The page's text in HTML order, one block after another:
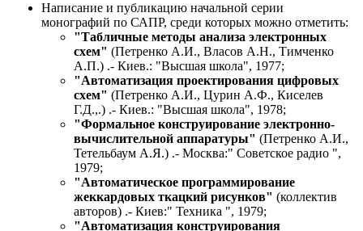
Написание и публикацию начальной серии
монографий по САПР, среди которых можно отметить:
"Табличные методы анализа электронных
схем" (Петренко А.И., Власов А.Н., Тимченко
А.П.) .- Киев.: "Высшая школа", 1977;
"Автоматизация проектирования цифровых
схем" (Петренко А.И., Цурин А.Ф., Киселев
Г.Д.,.) .- Киев.: "Высшая школа", 1978;
"Формальное конструирование электронно-
вычислительной аппаратуры" (Петренко А.И.,
Тетельбаум А.Я.) .- Москва:" Советское радио ",
1979;
"Автоматическое программирование
жеккардовых ткацкий рисунков" (коллектив
авторов) .- Киев:" Техника ", 1979;
"Автоматизация конструирования